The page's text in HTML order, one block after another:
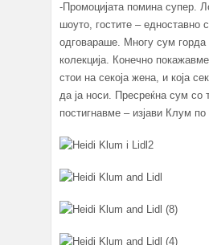
-Промоцијата помина супер.
шоуто, гостите – едноставно
одговараше. Многу сум горда
колекција. Конечно
стои на секоја жена, и која
да ја носи. Пресреќна сум со
постигнавме – изјави Клум по